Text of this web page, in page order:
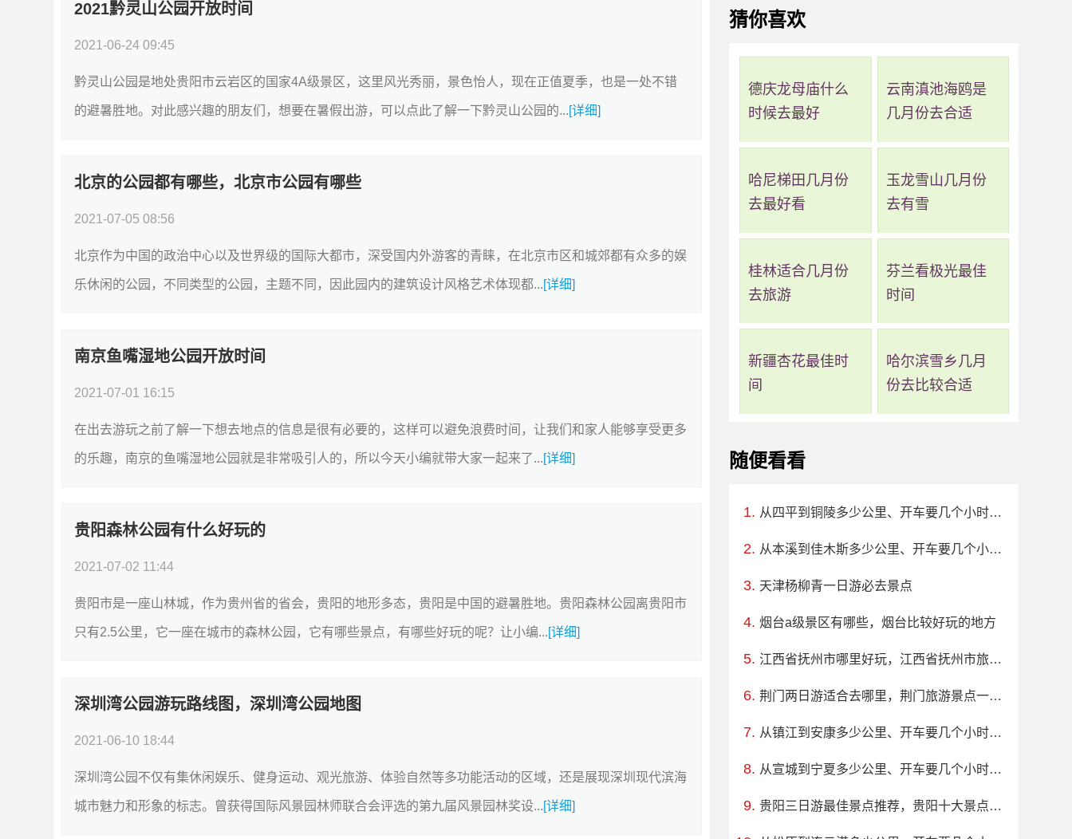
2021黔灵山公园开放时间
2021-06-24 09:45
黔灵山公园是地处贵阳市云岩区的国家4A级景区，这里风光秀丽，景色怡人，现在正值夏季，也是一处不错
的避暑胜地。对此感兴趣的朋友们，想要在暑假出游，可以点此了解一下黔灵山公园的...[详细]
北京的公园都有哪些，北京市公园有哪些
2021-07-05 08:56
北京作为中国的政治中心以及世界级的国际大都市，深受国内外游客的青睐，在北京市区和城郊都有众多的娱
乐休闲的公园，不同类型的公园，主题不同，因此园内的建筑设计风格艺术体现都...[详细]
南京鱼嘴湿地公园开放时间
2021-07-01 16:15
在出去游玩之前了解一下想去地点的信息是很有必要的，这样可以避免浪费时间，让我们和家人能够享受更多
的乐趣，南京的鱼嘴湿地公园就是非常吸引人的，所以今天小编就带大家一起来了...[详细]
贵阳森林公园有什么好玩的
2021-07-02 11:44
贵阳市是一座山林城，作为贵州省的省会，贵阳的地形多态，贵阳是中国的避暑胜地。贵阳森林公园离贵阳市
只有2.5公里，它一座在城市的森林公园，它有哪些景点，有哪些好玩的呢？让小编...[详细]
深圳湾公园游玩路线图，深圳湾公园地图
2021-06-10 18:44
深圳湾公园不仅有集休闲娱乐、健身运动、观光旅游、体验自然等多功能活动的区域，还是展现深圳现代滨海
城市魅力和形象的标志。曾获得国际风景园林师联合会评选的第九届风景园林奖设...[详细]
猜你喜欢
德庆龙母庙什么
时候去最好
云南滇池海鸥是
几月份去合适
哈尼梯田几月份
去最好看
玉龙雪山几月份
去有雪
桂林适合几月份
去旅游
芬兰看极光最佳
时间
新疆杏花最佳时
间
哈尔滨雪乡几月
份去比较合适
随便看看
从四平到铜陵多少公里、开车要几个小时？过路费、油费等
从本溪到佳木斯多少公里、开车要几个小时？过路费、油费等
天津杨柳青一日游必去景点
烟台a级景区有哪些，烟台比较好玩的地方
江西省抚州市哪里好玩，江西省抚州市旅游景点
荆门两日游适合去哪里，荆门旅游景点一日游
从镇江到安康多少公里、开车要几个小时？过路费、油费等
从宣城到宁夏多少公里、开车要几个小时？过路费、油费等
贵阳三日游最佳景点推荐，贵阳十大景点景区排行